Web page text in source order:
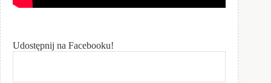
Udostępnij na Facebooku!